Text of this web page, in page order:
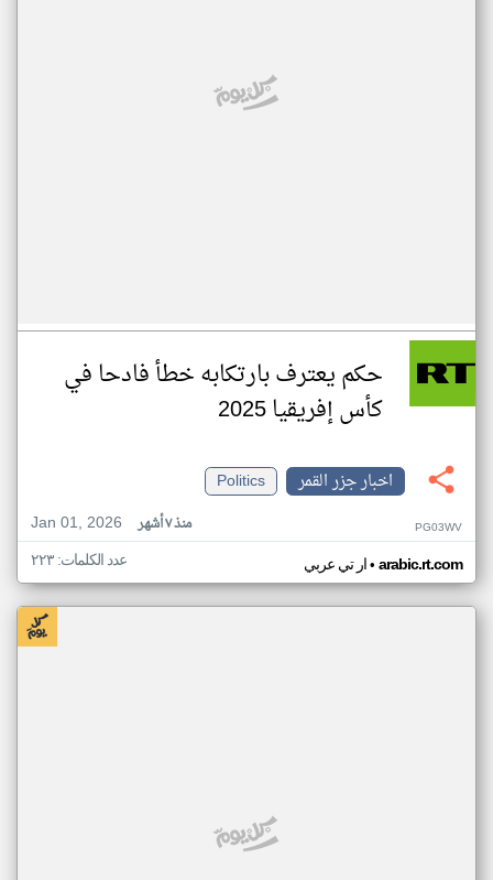
حكم يعترف بارتكابه خطأ فادحا في
كأس إفريقيا 2025
اخبار جزر القمر
Politics
Jan 01, 2026
منذ ٧ أشهر PG03WV
ار تي عربي• arabic.rt.com عدد الكلمات: ٢٢٣